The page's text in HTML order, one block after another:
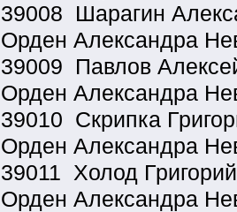
39008 Шарагин
Орден Александра
39009 Павлов
Орден Александра
39010 Скрипка
Орден Александра
39011 Холод
Орден Александра